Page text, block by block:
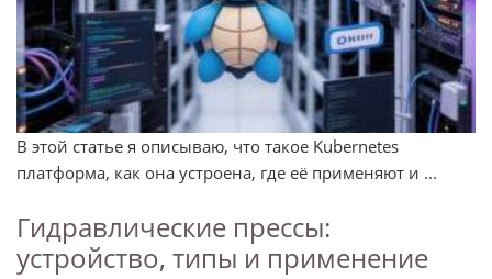
В этой статье я описываю, что такое Kubernetes
платформа, как она устроена, где её применяют и ...
Гидравлические прессы:
устройство, типы и применение